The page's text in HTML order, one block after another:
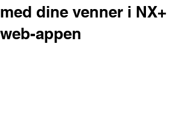
med dine venner i NX+
web-appen